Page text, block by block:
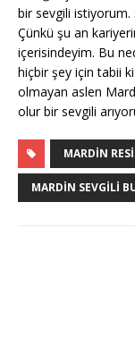
bir sevgili
Çünkü şu an
içerisindeyim. Bu
hiçbir şey için tabii
olmayan aslen
olur bir sevgili
MARDIN
MARDIN SEVGILI